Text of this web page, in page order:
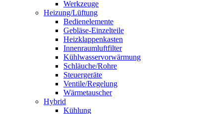
Werkzeuge
Heizung/Lüftung
Bedienelemente
Gebläse-Einzelteile
Heizklappenkasten
Innenraumluftfilter
Kühlwasservorwärmung
Schläuche/Rohre
Steuergeräte
Ventile/Regelung
Wärmetauscher
Hybrid
Kühlung